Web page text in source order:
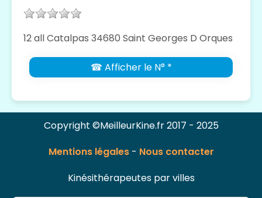
12 all Catalpas 34680 Saint Georges D Orques
☎ Afficher le N° *
Copyright ©MeilleurKine.fr 2017 - 2025
Mentions légales- Nous contacter
Kinésithérapeutes par villes